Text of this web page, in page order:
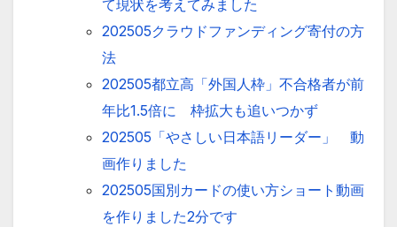
て現状を考えてみました
202505クラウドファンディング寄付の方
法
202505都立高「外国人枠」不合格者が前
年比1.5倍に 枠拡大も追いつかず
202505「やさしい日本語リーダー」 動
画作りました
202505国別カードの使い方ショート動画
を作りました2分です